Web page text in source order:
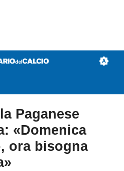
Paganese
«Domenica
ora bisogna